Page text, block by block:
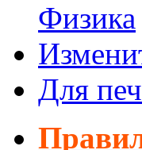
Физика
Для